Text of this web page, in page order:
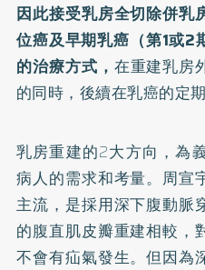
因此接受乳房全切除併乳
位癌及早期乳癌 （第1或
的治療方式， 在重建乳房
的同時，後續在乳癌的定
乳房重建的2大方向，為
病人的需求和考量。周宣
主流，是採用深下腹動脈
的腹直肌皮瓣重建相較，
不會有疝氣發生。但因為